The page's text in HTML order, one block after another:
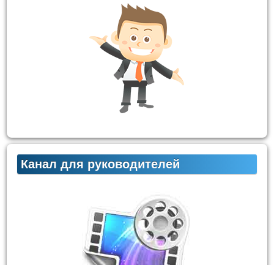
Канал для руководителей